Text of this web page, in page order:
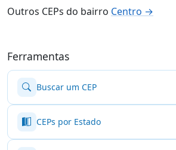
Outros CEPs do bairro Centro →
Ferramentas
Buscar um CEP
CEPs por Estado